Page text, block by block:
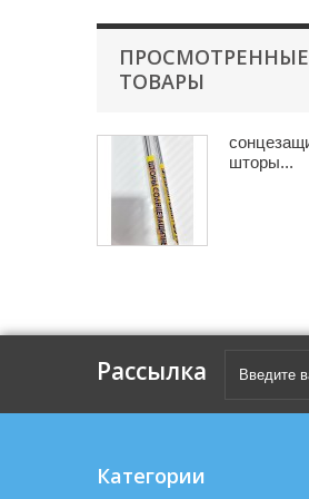
ПРОСМОТРЕННЫЕ
ТОВАРЫ
шторы...
Рассылка
Категории